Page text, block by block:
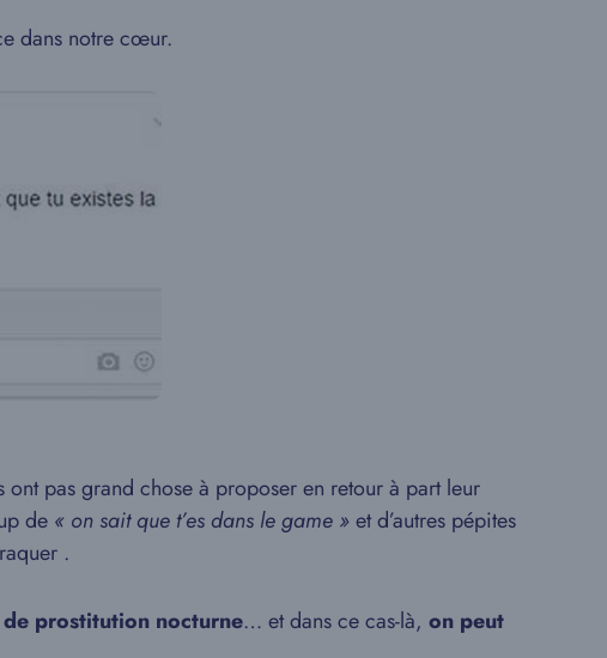
dans notre cœur.
ont pas grand chose à proposer en retour à part leur
de « on sait que t’es dans le game »et d’autres pépites
.
prostitution nocturne… et dans ce cas-là, on peut